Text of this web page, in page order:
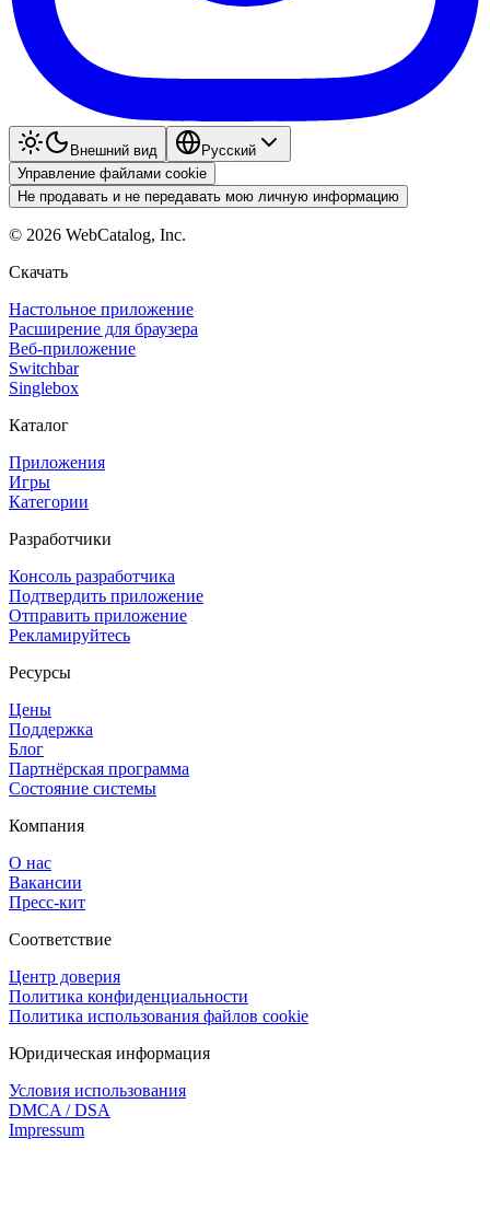
Внешний вид
Pyccкий
Управление файлами cookie
Не продавать и не передавать мою личную информацию
© 2026 WebCatalog, Inc.
Скачать
Настольное приложение
Расширение для браузера
Веб-приложение
Switchbar
Singlebox
Каталог
Приложения
Игры
Категории
Разработчики
Консоль разработчика
Подтвердить приложение
Отправить приложение
Рекламируйтесь
Ресурсы
Цены
Поддержка
Блог
Партнёрская программа
Состояние системы
Компания
О нас
Вакансии
Пресс-кит
Соответствие
Центр доверия
Политика конфиденциальности
Политика использования файлов cookie
Юридическая информация
Условия использования
DMCA / DSA
Impressum